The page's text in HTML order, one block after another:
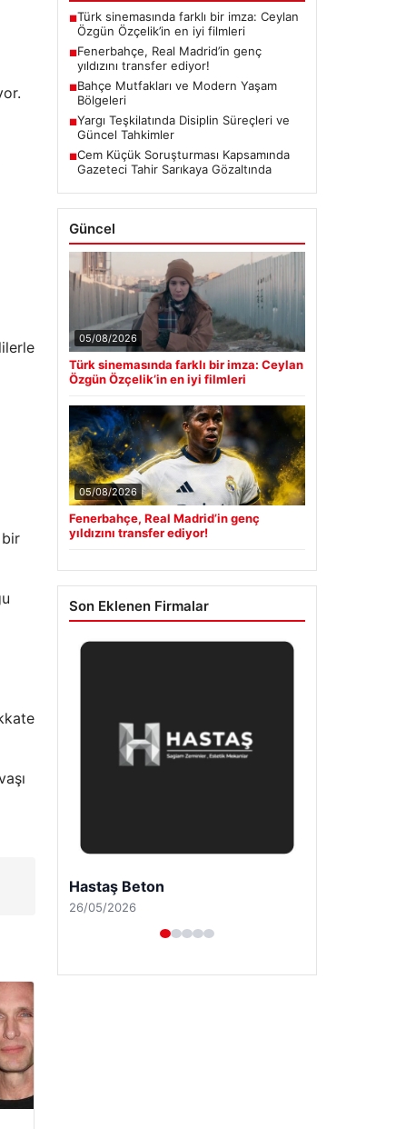
bir
■Türk sinemasında farklı bir imza: Ceylan
Özgün Özçelik’in en iyi filmleri
■Fenerbahçe, Real Madrid’in genç
yıldızını transfer ediyor!
■Bahçe Mutfakları ve Modern Yaşam
Bölgeleri
■Yargı Teşkilatında Disiplin Süreçleri ve
Güncel Tahkimler
■Cem Küçük Soruşturması Kapsamında
Gazeteci Tahir Sarıkaya Gözaltında
Güncel
05/08/2026
Türk sinemasında farklı bir imza: Ceylan
Özgün Özçelik’in en iyi filmleri
05/08/2026
Fenerbahçe, Real Madrid’in genç
yıldızını transfer ediyor!
Son Eklenen Firmalar
Prenses Night Club
29/04/2026